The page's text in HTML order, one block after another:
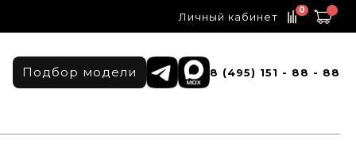
Личный кабинет 0
Подбор модели 8 (495) 151 - 88 - 88